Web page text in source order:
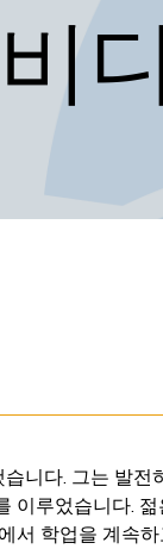
니다. 그는 발
이루었습니다.
서 학업을 계속